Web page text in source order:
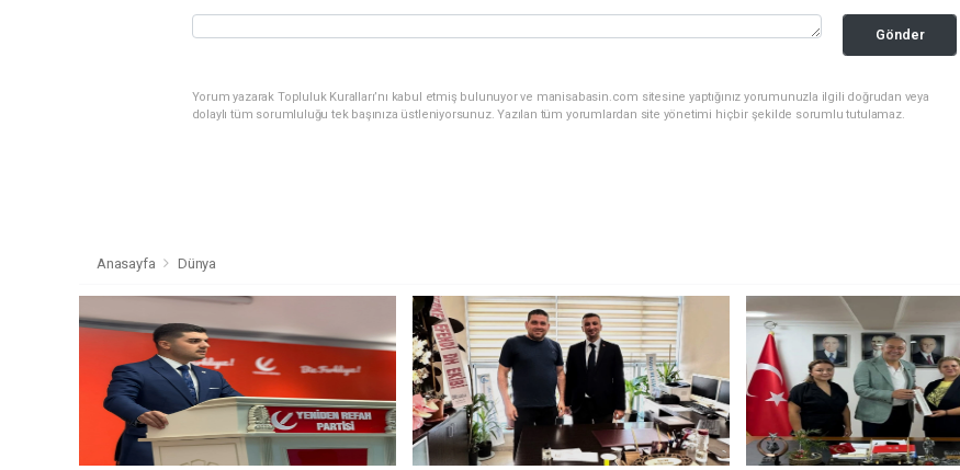
Gönder
Yorum yazarak Topluluk Kuralları’nı kabul etmiş bulunuyor ve manisabasin.com sitesine yaptığınız yorumunuzla ilgili doğrudan veya
dolaylı tüm sorumluluğu tek başınıza üstleniyorsunuz. Yazılan tüm yorumlardan site yönetimi hiçbir şekilde sorumlu tutulamaz.
Anasayfa Dünya